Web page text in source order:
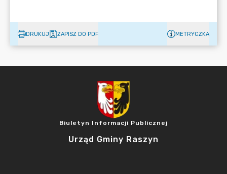
DRUKUJ ZAPISZ DO PDF METRYCZKA
Biuletyn Informacji Publicznej
Urząd Gminy Raszyn